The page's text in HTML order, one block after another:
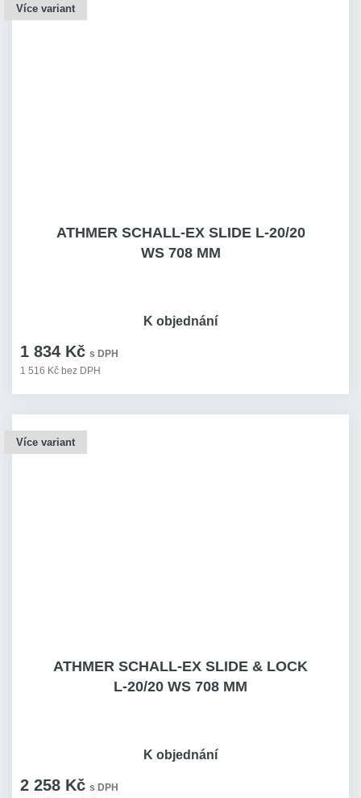
Více variant
ATHMER SCHALL-EX SLIDE L-20/20
WS 708 MM
1 834 Kč s DPH
1 516 Kč bez DPH
K objednání
Více variant
ATHMER SCHALL-EX SLIDE & LOCK
L-20/20 WS 708 MM
2 258 Kč s DPH
K objednání